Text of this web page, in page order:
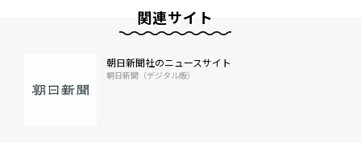
関連サイト
朝日新聞社のニュースサイト
朝日新聞（デジタル版）